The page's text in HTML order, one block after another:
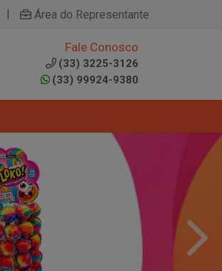
| Área do Representante
Fale Conosco
(33) 3225-3126
(33) 99924-9380